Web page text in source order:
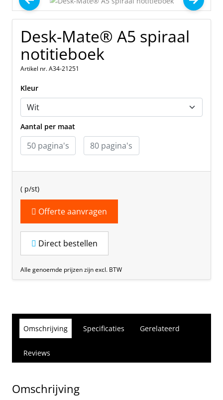
Desk-Mate® A5 spiraal
notitieboek
Artikel nr. A34-21251
Kleur
Aantal per maat
( p/st)
Offerte aanvragen
Direct bestellen
Alle genoemde prijzen zijn excl. BTW
Omschrijving Specificaties Gerelateerd
Reviews
Omschrijving